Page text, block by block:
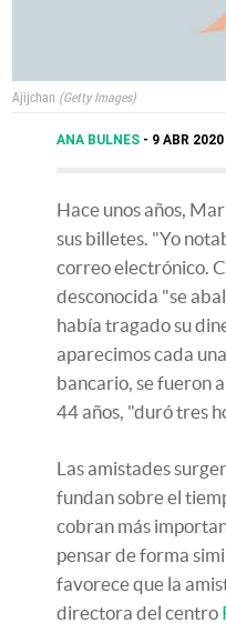
Ajijchan Getty Images
ANA BULNES 9 ABR
Hace unos años,
sus billetes. "Yo
correo electrónico.
desconocida "se
había tragado su
aparecimos cada
bancario, se fueron
44 años, "duró tres
Las amistades
fundan sobre el
cobran más
pensar de forma
favorece que la
directora del centro